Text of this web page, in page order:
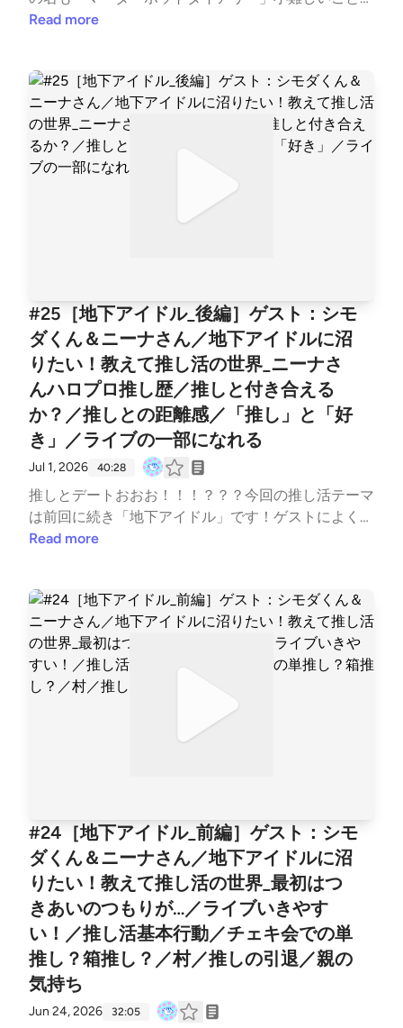
んていらいない！とにかくエンタメ全開で爽快！プロ
Read more
#25［地下アイドル_後編］ゲスト：シモ
ダくん＆ニーナさん／地下アイドルに沼
りたい！教えて推し活の世界_ニーナさ
んハロプロ推し歴／推しと付き合える
か？／推しとの距離感／「推し」と「好
き」／ライブの一部になれる
Jul 1, 2026 40:28
推しとデートおおお！！！？？？今回の推し活テーマ
は前回に続き「地下アイドル」です！ゲストによく行
くバーのスタッフ・シモダくん、そして以前もゲスト
えていただいた後編となります。あなたは推しと付き
合える機会があるとしたらどうしますか？そんなこと
を夢見ちゃったり見なかったり。その辺りの距離感を
真っ当に保てる人じゃないとこの世界に飛び込んでは
いけないのかもしれない…。そんなことを考えちゃい
ましたねえ…BGM : MusMus、Springin’ Sound Stock
Read more
#24［地下アイドル_前編］ゲスト：シモ
ダくん＆ニーナさん／地下アイドルに沼
りたい！教えて推し活の世界_最初はつ
きあいのつもりが…／ライブいきやす
い！／推し活基本行動／チェキ会での単
推し？箱推し？／村／推しの引退／親の
気持ち
Jun 24, 2026 32:05